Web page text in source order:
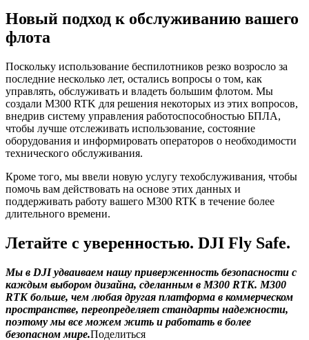
Новый подход к обслуживанию вашего
флота
Поскольку использование беспилотников резко возросло за
последние несколько лет, остались вопросы о том, как
управлять, обслуживать и владеть большим флотом. Мы
создали M300 RTK для решения некоторых из этих вопросов,
внедрив систему управления работоспособностью БПЛА,
чтобы лучше отслеживать использование, состояние
оборудования и информировать операторов о необходимости
технического обслуживания.
Кроме того, мы ввели новую услугу техобслуживания, чтобы
помочь вам действовать на основе этих данных и
поддерживать работу вашего M300 RTK в течение более
длительного времени.
Летайте с уверенностью. DJI Fly Safe.
Мы в DJI удваиваем нашу приверженность безопасности с
каждым выбором дизайна, сделанным в M300 RTK. M300
RTK больше, чем любая другая платформа в коммерческом
пространстве, переопределяет стандарты надежности,
поэтому мы все можем жить и работать в более
безопасном мире.Поделиться